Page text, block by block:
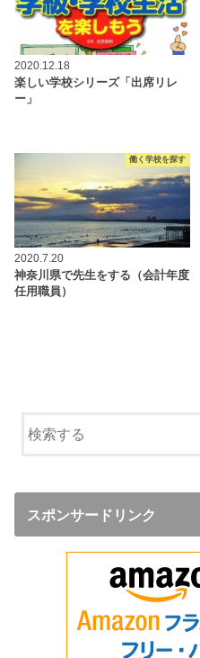
2020.12.18
楽しい学校シリーズ「出席リレ
ー」
働く学校を探す
2020.7.20
神奈川県で先生をする（会計年度
任用職員）
スポンサードリンク